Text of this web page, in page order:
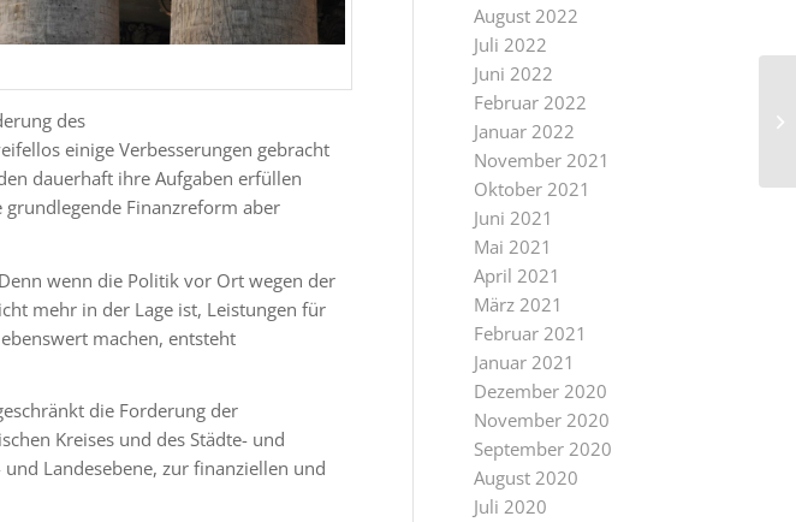
des
einige Verbesserungen gebracht
dauerhaft ihre Aufgaben erfüllen
grundlegende Finanzreform aber
wenn die Politik vor Ort wegen der
mehr in der Lage ist, Leistungen für
machen, entsteht
die Forderung der
Kreises und des Städte- und
Landesebene, zur finanziellen und
August 2022
Juli 2022
Juni 2022
Februar 2022
Januar 2022
November 2021
Oktober 2021
Juni 2021
Mai 2021
April 2021
März 2021
Februar 2021
Januar 2021
Dezember 2020
November 2020
September 2020
August 2020
Juli 2020